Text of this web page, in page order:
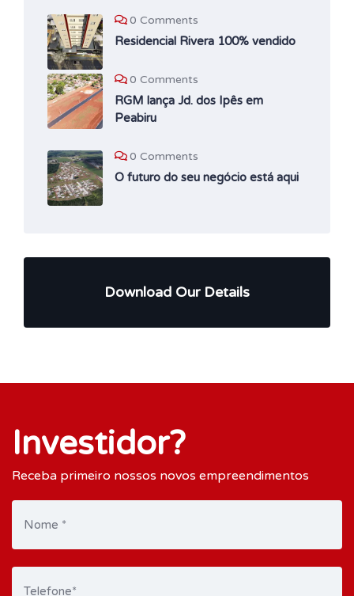
0 Comments
Residencial Rivera 100% vendido
0 Comments
RGM lança Jd. dos Ipês em
Peabiru
0 Comments
O futuro do seu negócio está aqui
Download Our Details
Investidor?
Receba primeiro nossos novos empreendimentos